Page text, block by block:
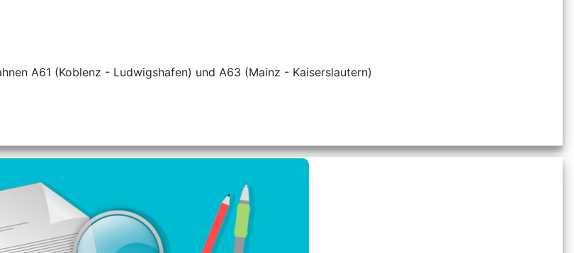
A61 (Koblenz - Ludwigshafen) und A63 (Mainz - Kaiserslautern)